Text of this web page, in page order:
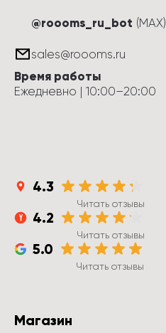
@roooms_ru_bot (MAX)
sales@roooms.ru
Время работы
Ежедневно | 10:00–20:00
4.3
Читать отзывы
4.2
Читать отзывы
5.0
Читать отзывы
Магазин